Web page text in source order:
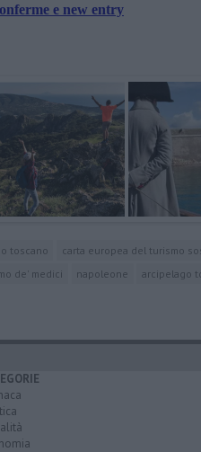
e new entry
toscano carta europea del turismo
de' medici napoleone arcipelago